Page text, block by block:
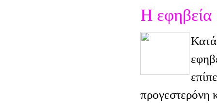
Η εφηβεία
Κατά
προγεστερόνη